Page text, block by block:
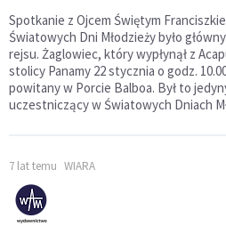
Spotkanie z Ojcem Świętym
Światowych Dni Młodzieży było
rejsu. Żaglowiec, który wypłynął z
stolicy Panamy 22 stycznia o godz.
powitany w Porcie Balboa. Był to
uczestniczący w Światowych Dniach
7 lat temu WIARA